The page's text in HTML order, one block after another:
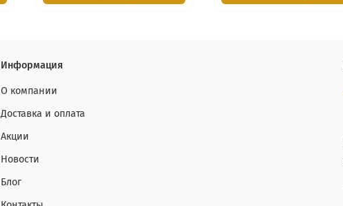
Информация
О компании
Доставка и оплата
Акции
Новости
Блог